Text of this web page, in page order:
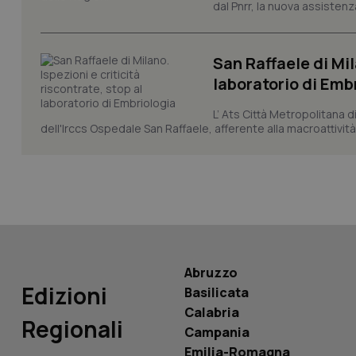
dal Pnrr, la nuova
San Raffaele di
laboratorio di
L’ Ats Città Metropolitana
dell'Irccs Ospedale San Raffaele, afferente alla
Edizioni
Regionali
Abruzzo
Basilicata
Calabria
Campania
Emilia-Romagna
tracking-sites-
tracking-sites-